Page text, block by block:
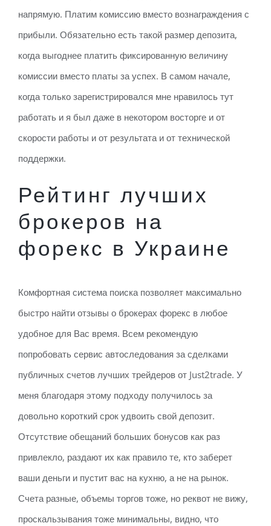
напрямую. Платим комиссию вместо вознаграждения с
прибыли. Обязательно есть такой размер депозита,
когда выгоднее платить фиксированную величину
комиссии вместо платы за успех. В самом начале,
когда только зарегистрировался мне нравилось тут
работать и я был даже в некотором восторге и от
скорости работы и от результата и от технической
поддержки.
Рейтинг лучших
брокеров на
форекс в Украине
Комфортная система поиска позволяет максимально
быстро найти отзывы о брокерах форекс в любое
удобное для Вас время. Всем рекомендую
попробовать сервис автоследования за сделками
публичных счетов лучших трейдеров от Just2trade. У
меня благодаря этому подходу получилось за
довольно короткий срок удвоить свой депозит.
Отсутствие обещаний больших бонусов как раз
привлекло, раздают их как правило те, кто заберет
ваши деньги и пустит вас на кухню, а не на рынок.
Счета разные, объемы торгов тоже, но реквот не вижу,
проскальзывания тоже минимальны, видно, что